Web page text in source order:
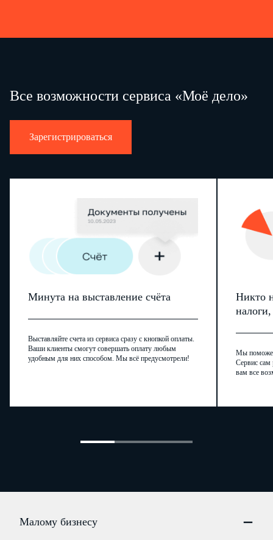
Все возможности сервиса «Моё дело»
Зарегистрироваться
Минута на выставление счёта
Выставляйте счета из сервиса сразу с кнопкой оплаты.
Ваши клиенты смогут совершать оплату любым
удобным для них способом. Мы всё предусмотрели!
Никто
Мы
Сервис сам
вам все
Малому бизнесу